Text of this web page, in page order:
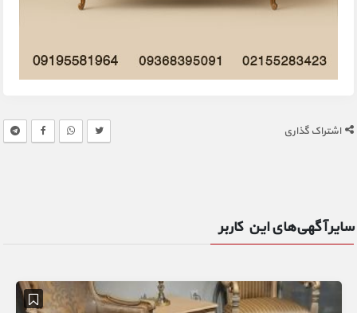
اشتراک گذاری
سایر آگهی‌های این کاربر